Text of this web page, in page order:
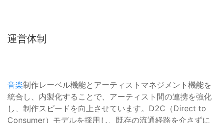
運営体制
音楽制作レーベル機能とアーティストマネジメント機能を
統合し、内製化することで、アーティスト間の連携を強化
し、制作スピードを向上させています。D2C（Direct to
Consumer）モデルを採用し、既存の流通経路を介さずに